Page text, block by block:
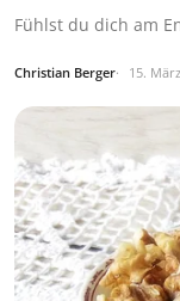
Fühlst du dich am
Christian Berger 15.